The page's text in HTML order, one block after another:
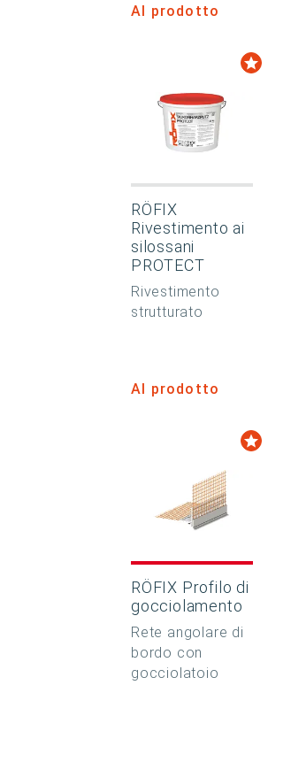
Al prodotto
RÖFIX
Rivestimento ai
silossani
PROTECT
Rivestimento
strutturato
Al prodotto
RÖFIX Profilo di
gocciolamento
Rete angolare di
bordo con
gocciolatoio